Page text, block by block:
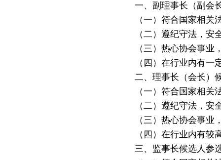
一、副理事长（副会
（一）符合国家相关
（二）遵纪守法，
（三）热心协会事业
（四）在行业内有一
二、理事长（会长）
（一）符合国家相关
（二）遵纪守法，
（三）热心协会事
（四）在行业内有
三、监事长候选人参